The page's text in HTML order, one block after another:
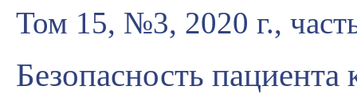
Том 15, №3, 2020 г.,
Безопасность пациента